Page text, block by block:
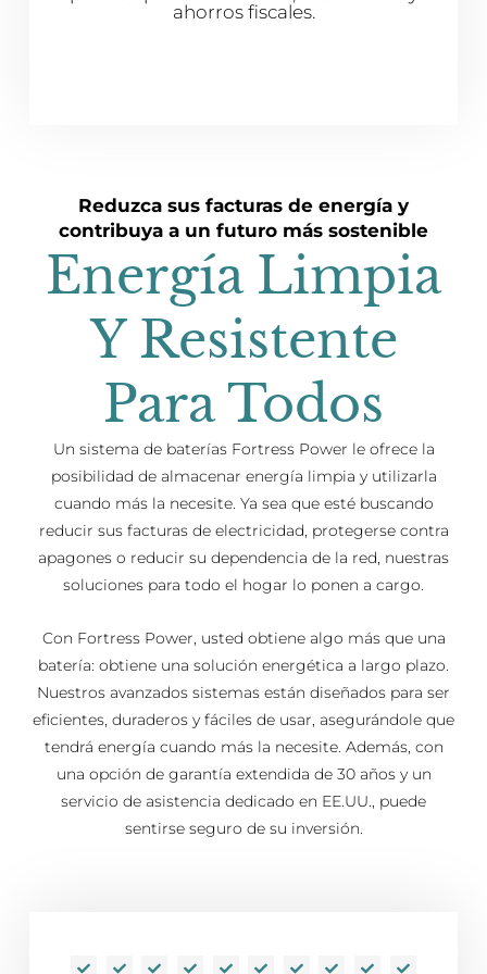
ahorros fiscales.
Reduzca sus facturas de energía y
contribuya a un futuro más sostenible
Energía Limpia
Y Resistente
Para Todos
Un sistema de baterías Fortress Power le ofrece la
posibilidad de almacenar energía limpia y utilizarla
cuando más la necesite. Ya sea que esté buscando
reducir sus facturas de electricidad, protegerse contra
apagones o reducir su dependencia de la red, nuestras
soluciones para todo el hogar lo ponen a cargo.
Con Fortress Power, usted obtiene algo más que una
batería: obtiene una solución energética a largo plazo.
Nuestros avanzados sistemas están diseñados para ser
eficientes, duraderos y fáciles de usar, asegurándole que
tendrá energía cuando más la necesite. Además, con
una opción de garantía extendida de 30 años y un
servicio de asistencia dedicado en EE.UU., puede
sentirse seguro de su inversión.